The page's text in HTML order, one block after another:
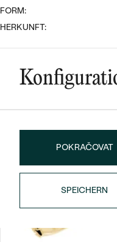
ANSEHEN
FORM:
HERKUNFT:
POKRAČOVAT
SPEICHERN
Das könnte